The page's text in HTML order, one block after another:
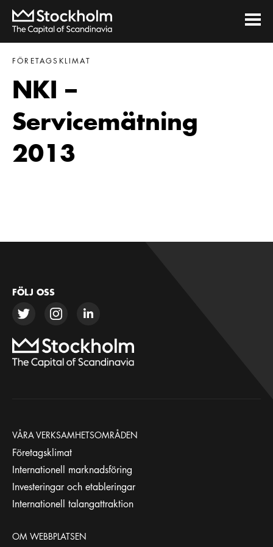
FÖRETAGSKLIMAT
NKI –
Servicemätning
2013
FÖLJ OSS
VÅRA VERKSAMHETSOMRÅDEN
Företagsklimat
Internationell marknadsföring
Investeringar och etableringar
Internationell talangattraktion
OM WEBBPLATSEN